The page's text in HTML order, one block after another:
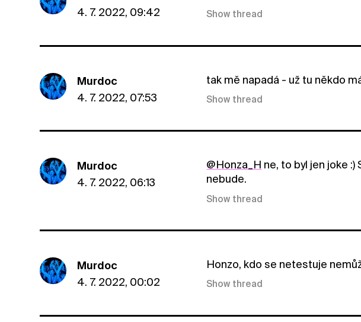
4. 7. 2022, 09:42
Show thread
Murdoc
4. 7. 2022, 07:53
tak mě napadá - už tu někdo
Show thread
Murdoc
4. 7. 2022, 06:13
@Honza_H ne, to byl jen joke
nebude.
Show thread
Murdoc
4. 7. 2022, 00:02
Honzo, kdo se netestuje
Show thread